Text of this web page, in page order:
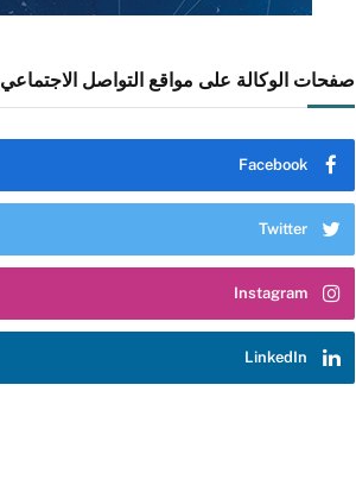
صفحات الوكالة على مواقع التواصل الاجتماعي
Facebook
Twitter
Instagram
LinkedIn